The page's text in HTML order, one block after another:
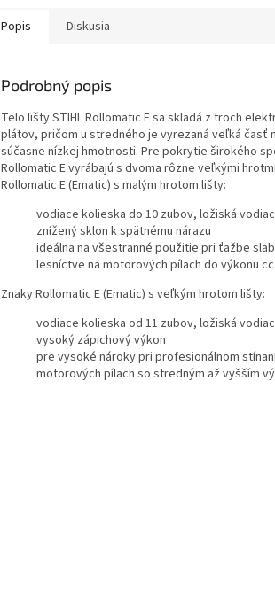
Popis Diskusia
Podrobný popis
Telo lišty STIHL Rollomatic E sa skladá z troch
plátov, pričom u stredného je vyrezaná veľká časť
súčasne nízkej hmotnosti. Pre pokrytie širokého
Rollomatic E vyrábajú s dvoma rôzne veľkými
Rollomatic E (Ematic) s malým hrotom lišty:
vodiace kolieska do 10 zubov, ložiská
znížený sklon k spätnému nárazu
ideálna na všestranné použitie pri ťažbe
lesníctve na motorových pílach do výkonu
Znaky Rollomatic E (Ematic) s veľkým hrotom lišty:
vodiace kolieska od 11 zubov, ložiská
vysoký zápichový výkon
pre vysoké nároky pri profesionálnom
motorových pílach so stredným až vyšším